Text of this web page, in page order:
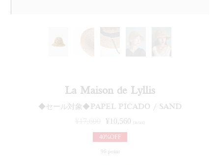
La Maison de Lyllis
◆セール対象◆PAPEL PICADO / SAND
¥ 10,560 (in tax)
40%OFF
96 point